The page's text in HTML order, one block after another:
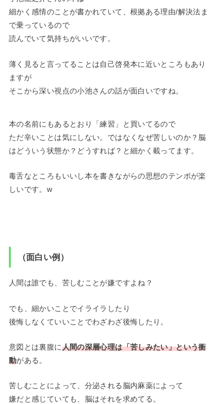
細かく感情のことが書かれていて、根拠ある理由/解決法ま
で乗っているので
読んでいて気持ちがいいです。
薄く見ると言ってることは自己啓発本に近いところもあり
ますが
そこから深い視点の小池さんの話が面白いですね。
本の名前にもあるとおり「練習」と買いてるので
ただ辛いことは気にしない。ではなくなぜ苦しいのか？脳
はどういう状態か？どうすれば？と細かく載ってます。
毒舌なところもいいし本を書きながらの思想のテンポが楽
しいです。w
（面白い例）
人間は誰でも、苦しむことが嫌ですよね？
でも、細かいことでイライラしたり
後悔しなくていいことでわざわざ後悔したり。
意図とは裏腹に人間の深層心理は「苦しみたい」という衝
動がある。
苦しむことによって、分泌される脳内麻薬によって
嫌だと感じていても、脳はそれを求めてる。